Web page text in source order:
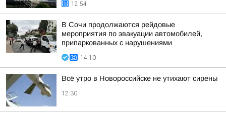
12:54
В Сочи продолжаются рейдовые
мероприятия по эвакуации автомобилей,
припаркованных с нарушениями
14:10
Всё утро в Новороссийске не утихают сирены
12:30